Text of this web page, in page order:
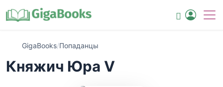
GigaBooks/Попаданцы
Княжич Юра V